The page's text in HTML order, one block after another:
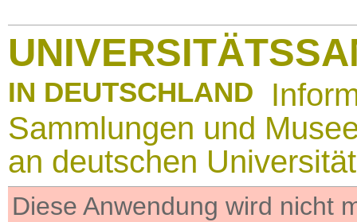
IN DEUTSCHLAND
Sammlungen und
an deutschen
Diese Anwendung wird nicht